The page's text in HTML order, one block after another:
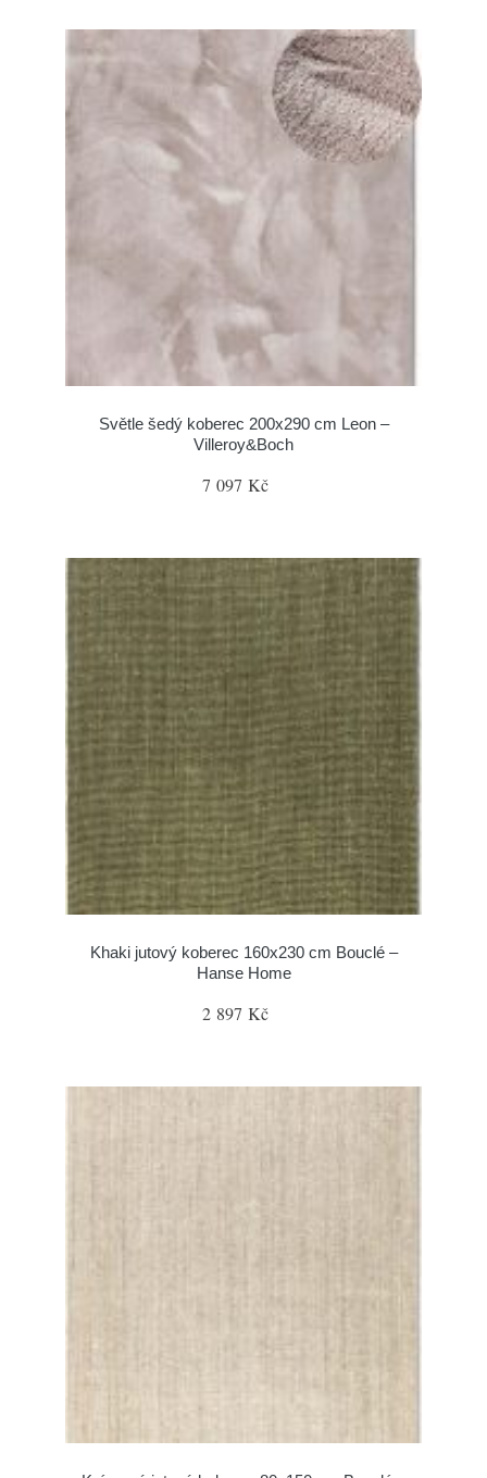
Světle šedý koberec 200x290 cm Leon –
Villeroy&Boch
7 097 Kč
Khaki jutový koberec 160x230 cm Bouclé –
Hanse Home
2 897 Kč